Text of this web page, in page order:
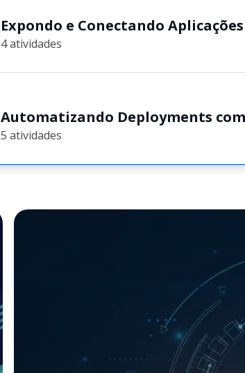
Expondo e Conectando
4 atividades
Automatizando Deployments
5 atividades